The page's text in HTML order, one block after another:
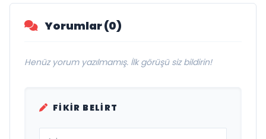
Yorumlar (0)
Henüz yorum yazılmamış. İlk görüşü siz bildirin!
FIKIR BELIRT